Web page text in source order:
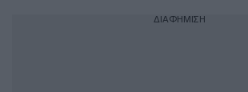
ΔΙΑΦΗΜΙΣΗ